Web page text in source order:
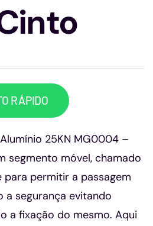
RÁPIDO
25KN MG0004 –
segmento móvel, chamado
para permitir a passagem
a segurança evitando
a fixação do mesmo. Aqui